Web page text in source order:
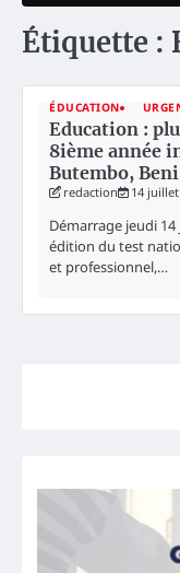
Étiquette :
ÉDUCATION
Education :
8ième année
Butembo,
redaction 14
Démarrage jeudi
édition du test
et professionnel,…